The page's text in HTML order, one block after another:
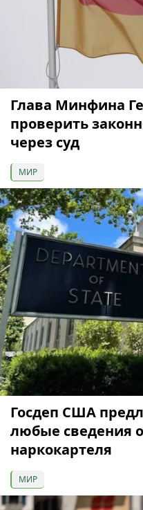
Глава Минфина
проверить
через суд
МИР
Госдеп США
любые сведения
наркокартеля
МИР